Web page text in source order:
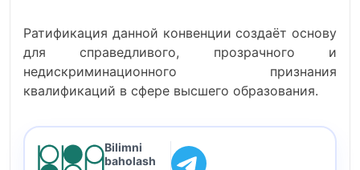
Ратификация данной конвенции создаёт основу
для справедливого, прозрачного и
недискриминационного признания
квалификаций в сфере высшего образования.
Bilimni
baholash